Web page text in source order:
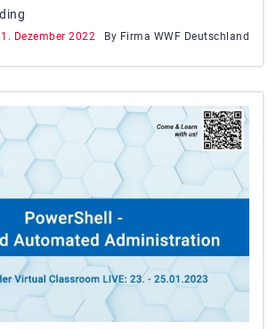
1. Dezember 2022 By Firma WWF Deutschland